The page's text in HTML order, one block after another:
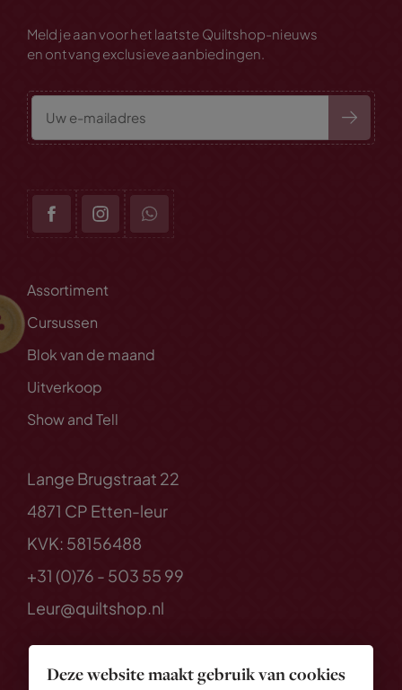
Deze website maakt gebruik van cookies
Meld je aan voor het laatste Quiltshop-nieuws
en ontvang exclusieve aanbiedingen.
Assortiment
Cursussen
Blok van de maand
Uitverkoop
Show and Tell
Lange Brugstraat 22
4871 CP Etten-leur
KVK: 58156488
+31 (0)76 - 503 55 99
Leur@quiltshop.nl